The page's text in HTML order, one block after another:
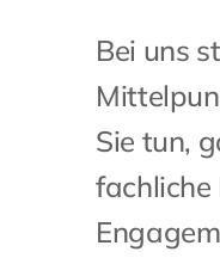
Bei uns
Sie tun,
fachliche